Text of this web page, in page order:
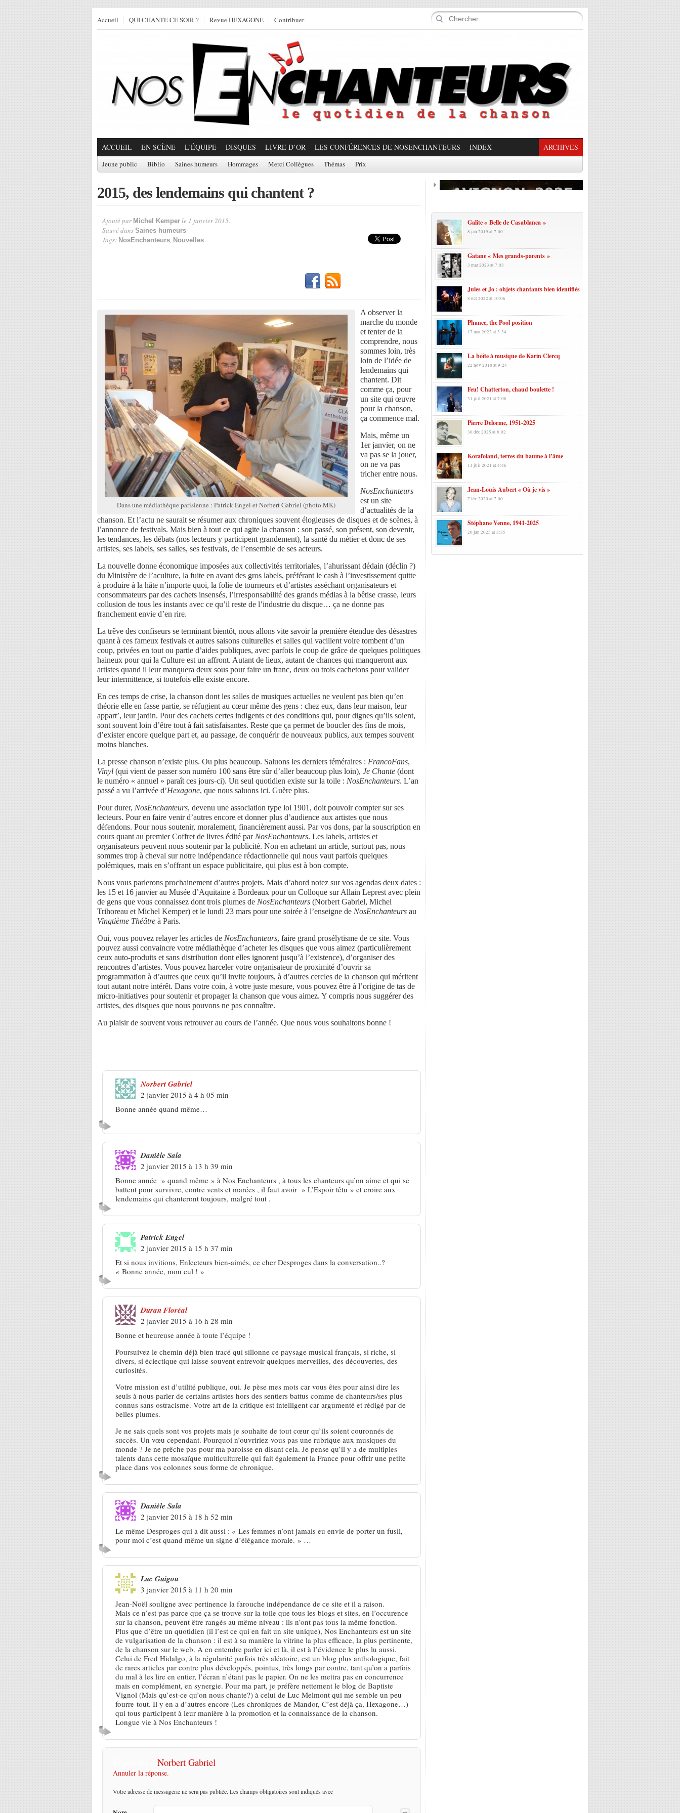
Accueil QUI CHANTE CE SOIR ? Revue HEXAGONE Contribuer
ACCUEIL EN SCÈNE L'ÉQUIPE DISQUES LIVRE D’OR LES CONFÉRENCES DE NOSENCHANTEURS INDEX ARCHIVES
Jeune public Biblio Saines humeurs Hommages Merci Collègues Thémas Prix
2015, des lendemains qui chantent ?
Ajouté par Michel Kemper le 1 janvier 2015.
Sauvé dans Saines humeurs
Tags: NosEnchanteurs, Nouvelles
Dans une médiathèque parisienne : Patrick Engel et Norbert Gabriel (photo MK)
A observer la
marche du monde
et tenter de la
comprendre, nous
sommes loin, très
loin de l’idée de
lendemains qui
chantent. Dit
comme ça, pour
un site qui œuvre
pour la chanson,
ça commence mal.
Mais, même un
1er janvier, on ne
va pas se la jouer,
on ne va pas
tricher entre nous.
NosEnchanteurs
est un site
d’actualités de la
chanson. Et l’actu ne saurait se résumer aux chroniques souvent élogieuses de disques et de scènes, à
l’annonce de festivals. Mais bien à tout ce qui agite la chanson : son passé, son présent, son devenir,
les tendances, les débats (nos lecteurs y participent grandement), la santé du métier et donc de ses
artistes, ses labels, ses salles, ses festivals, de l’ensemble de ses acteurs.
La nouvelle donne économique imposées aux collectivités territoriales, l’ahurissant dédain (déclin ?)
du Ministère de l’aculture, la fuite en avant des gros labels, préférant le cash à l’investissement quitte
à produire à la hâte n’importe quoi, la folie de tourneurs et d’artistes asséchant organisateurs et
consommateurs par des cachets insensés, l’irresponsabilité des grands médias à la bêtise crasse, leurs
collusion de tous les instants avec ce qu’il reste de l’industrie du disque… ça ne donne pas
franchement envie d’en rire.
La trêve des confiseurs se terminant bientôt, nous allons vite savoir la première étendue des désastres
quant à ces fameux festivals et autres saisons culturelles et salles qui vacillent voire tombent d’un
coup, privées en tout ou partie d’aides publiques, avec parfois le coup de grâce de quelques politiques
haineux pour qui la Culture est un affront. Autant de lieux, autant de chances qui manqueront aux
artistes quand il leur manquera deux sous pour faire un franc, deux ou trois cachetons pour valider
leur intermittence, si toutefois elle existe encore.
En ces temps de crise, la chanson dont les salles de musiques actuelles ne veulent pas bien qu’en
théorie elle en fasse partie, se réfugient au cœur même des gens : chez eux, dans leur maison, leur
appart’, leur jardin. Pour des cachets certes indigents et des conditions qui, pour dignes qu’ils soient,
sont souvent loin d’être tout à fait satisfaisantes. Reste que ça permet de boucler des fins de mois,
d’exister encore quelque part et, au passage, de conquérir de nouveaux publics, aux tempes souvent
moins blanches.
La presse chanson n’existe plus. Ou plus beaucoup. Saluons les derniers téméraires : FrancoFans,
Vinyl (qui vient de passer son numéro 100 sans être sûr d’aller beaucoup plus loin), Je Chante (dont
le numéro « annuel » paraît ces jours-ci). Un seul quotidien existe sur la toile : NosEnchanteurs. L’an
passé a vu l’arrivée d’Hexagone, que nous saluons ici. Guère plus.
Pour durer, NosEnchanteurs, devenu une association type loi 1901, doit pouvoir compter sur ses
lecteurs. Pour en faire venir d’autres encore et donner plus d’audience aux artistes que nous
défendons. Pour nous soutenir, moralement, financièrement aussi. Par vos dons, par la souscription en
cours quant au premier Coffret de livres édité par NosEnchanteurs. Les labels, artistes et
organisateurs peuvent nous soutenir par la publicité. Non en achetant un article, surtout pas, nous
sommes trop à cheval sur notre indépendance rédactionnelle qui nous vaut parfois quelques
polémiques, mais en s’offrant un espace publicitaire, qui plus est à bon compte.
Nous vous parlerons prochainement d’autres projets. Mais d’abord notez sur vos agendas deux dates :
les 15 et 16 janvier au Musée d’Aquitaine à Bordeaux pour un Colloque sur Allain Leprest avec plein
de gens que vous connaissez dont trois plumes de NosEnchanteurs (Norbert Gabriel, Michel
Trihoreau et Michel Kemper) et le lundi 23 mars pour une soirée à l’enseigne de NosEnchanteurs au
Vingtième Théâtre à Paris.
Oui, vous pouvez relayer les articles de NosEnchanteurs, faire grand prosélytisme de ce site. Vous
pouvez aussi convaincre votre médiathèque d’acheter les disques que vous aimez (particulièrement
ceux auto-produits et sans distribution dont elles ignorent jusqu’à l’existence), d’organiser des
rencontres d’artistes. Vous pouvez harceler votre organisateur de proximité d’ouvrir sa
programmation à d’autres que ceux qu’il invite toujours, à d’autres cercles de la chanson qui méritent
tout autant notre intérêt. Dans votre coin, à votre juste mesure, vous pouvez être à l’origine de tas de
micro-initiatives pour soutenir et propager la chanson que vous aimez. Y compris nous suggérer des
artistes, des disques que nous pouvons ne pas connaître.
Au plaisir de souvent vous retrouver au cours de l’année. Que nous vous souhaitons bonne !
Norbert Gabriel
2 janvier 2015 à 4 h 05 min
Bonne année quand même…
Danièle Sala
2 janvier 2015 à 13 h 39 min
Bonne année » quand même » à Nos Enchanteurs , à tous les chanteurs qu’on aime et qui se
battent pour survivre, contre vents et marées , il faut avoir » L’Espoir têtu » et croire aux
lendemains qui chanteront toujours, malgré tout .
Patrick Engel
2 janvier 2015 à 15 h 37 min
Et si nous invitions, Enlecteurs bien-aimés, ce cher Desproges dans la conversation..?
« Bonne année, mon cul ! »
Duran Floréal
2 janvier 2015 à 16 h 28 min
Bonne et heureuse année à toute l’équipe !
Poursuivez le chemin déjà bien tracé qui sillonne ce paysage musical français, si riche, si
divers, si éclectique qui laisse souvent entrevoir quelques merveilles, des découvertes, des
curiosités.
Votre mission est d’utilité publique, oui. Je pèse mes mots car vous êtes pour ainsi dire les
seuls à nous parler de certains artistes hors des sentiers battus comme de chanteurs/ses plus
connus sans ostracisme. Votre art de la critique est intelligent car argumenté et rédigé par de
belles plumes.
Je ne sais quels sont vos projets mais je souhaite de tout cœur qu’ils soient couronnés de
succès. Un vœu cependant. Pourquoi n’ouvririez-vous pas une rubrique aux musiques du
monde ? Je ne prêche pas pour ma paroisse en disant cela. Je pense qu’il y a de multiples
talents dans cette mosaïque multiculturelle qui fait également la France pour offrir une petite
place dans vos colonnes sous forme de chronique.
Danièle Sala
2 janvier 2015 à 18 h 52 min
Le même Desproges qui a dit aussi : « Les femmes n’ont jamais eu envie de porter un fusil,
pour moi c’est quand même un signe d’élégance morale. » …
Luc Guigou
3 janvier 2015 à 11 h 20 min
Jean-Noël souligne avec pertinence la farouche indépendance de ce site et il a raison.
Mais ce n’est pas parce que ça se trouve sur la toile que tous les blogs et sites, en l’occurence
sur la chanson, peuvent être rangés au même niveau : ils n’ont pas tous la même fonction.
Plus que d’être un quotidien (il l’est ce qui en fait un site unique), Nos Enchanteurs est un site
de vulgarisation de la chanson : il est à sa manière la vitrine la plus efficace, la plus pertinente,
de la chanson sur le web. A en entendre parler ici et là, il est à l’évidence le plus lu aussi.
Celui de Fred Hidalgo, à la régularité parfois très aléatoire, est un blog plus anthologique, fait
de rares articles par contre plus développés, pointus, très longs par contre, tant qu’on a parfois
du mal à les lire en entier, l’écran n’étant pas le papier. On ne les mettra pas en concurrence
mais en complément, en synergie. Pour ma part, je préfère nettement le blog de Baptiste
Vignol (Mais qu’est-ce qu’on nous chante?) à celui de Luc Melmont qui me semble un peu
fourre-tout. Il y en a d’autres encore (Les chroniques de Mandor, C’est déjà ça, Hexagone…)
qui tous participent à leur manière à la promotion et la connaissance de la chanson.
Longue vie à Nos Enchanteurs !
Norbert Gabriel
Annuler la réponse.
Votre adresse de messagerie ne sera pas publiée. Les champs obligatoires sont indiqués avec
Galite « Belle de Casablanca »
8 jan 2019 at 7:00
Gatane « Mes grands-parents »
3 mar 2023 at 7:03
Jules et Jo : objets chantants bien identifiés
8 oct 2022 at 10:06
Phanee, the Pool position
17 mar 2022 at 3:34
La boîte à musique de Karin Clercq
22 nov 2018 at 9:24
Feu! Chatterton, chaud boulette !
31 juil 2021 at 7:08
Pierre Delorme, 1951-2025
30 déc 2025 at 8:02
Korafoland, terres du baume à l’âme
14 juil 2021 at 4:46
Jean-Louis Aubert « Où je vis »
7 fév 2020 at 7:00
Stéphane Venne, 1941-2025
20 jan 2025 at 3:35